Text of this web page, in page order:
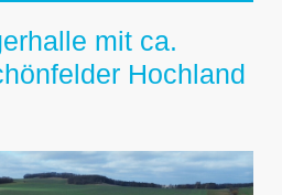
mit ca.
Hochland